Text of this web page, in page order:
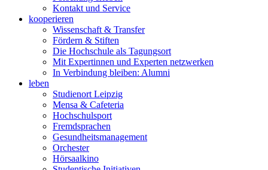
Kontakt und Service
kooperieren
Wissenschaft & Transfer
Fördern & Stiften
Die Hochschule als Tagungsort
Mit Expertinnen und Experten netzwerken
In Verbindung bleiben: Alumni
leben
Studienort Leipzig
Mensa & Cafeteria
Hochschulsport
Fremdsprachen
Gesundheitsmanagement
Orchester
Hörsaalkino